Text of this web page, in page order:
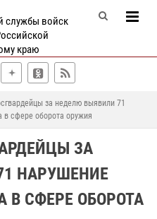
службы войск
краю
за неделю выявили 71
в сфере оборота оружия
ЗА
НАРУШЕНИЕ
В СФЕРЕ ОБОРОТА